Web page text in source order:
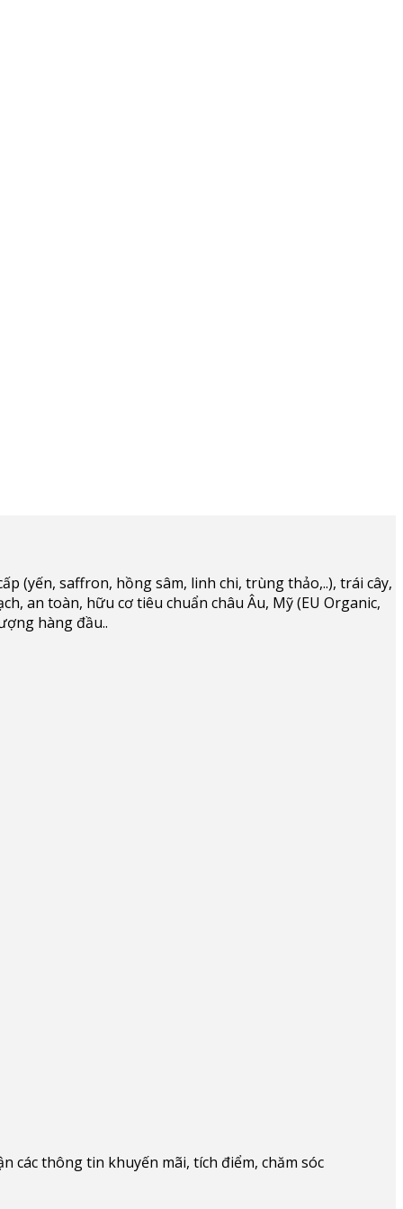
(yến, saffron, hồng sâm, linh chi, trùng thảo,..), trái cây,
an toàn, hữu cơ tiêu chuẩn châu Âu, Mỹ (EU Organic,
hàng đầu..
các thông tin khuyến mãi, tích điểm, chăm sóc